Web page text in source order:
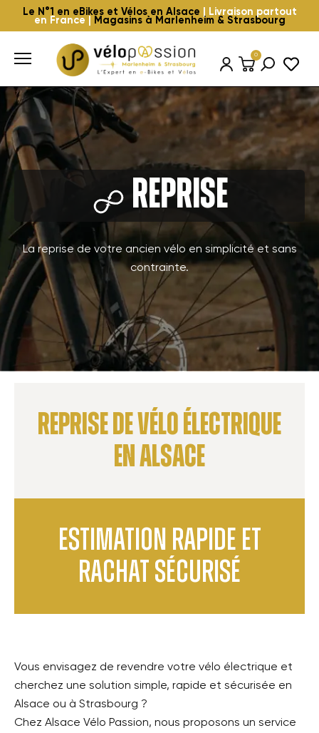
Le N°1 en eBikes et Vélos en Alsace | Livraison partout
en France | Magasins à Marlenheim & Strasbourg
0
Reprise
La reprise de votre ancien vélo en simplicité et sans
contrainte.
Reprise de vélo électrique
en Alsace
estimation rapide et
rachat sécurisé
Vous envisagez de revendre votre vélo électrique et
cherchez une solution simple, rapide et sécurisée en
Alsace ou à Strasbourg ?
Chez Alsace Vélo Passion, nous proposons un service